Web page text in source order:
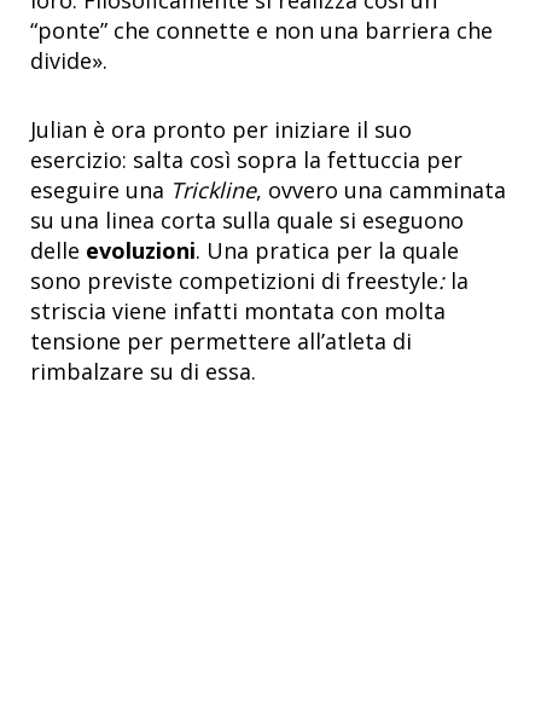
“ponte” che connette e non una barriera che
divide».
Julian è ora pronto per iniziare il suo
esercizio: salta così sopra la fettuccia per
eseguire una Trickline, ovvero una camminata
su una linea corta sulla quale si eseguono
delle evoluzioni. Una pratica per la quale
sono previste competizioni di freestyle:la
striscia viene infatti montata con molta
tensione per permettere all’atleta di
rimbalzare su di essa.